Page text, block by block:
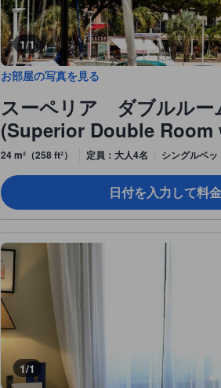
1/1
お部屋の写真を見る
スーペリア ダブルル
(Superior Double Room
24 m²（258 ft²） 定員：大人4名 シングルベッ
日付を入力して料
1/1